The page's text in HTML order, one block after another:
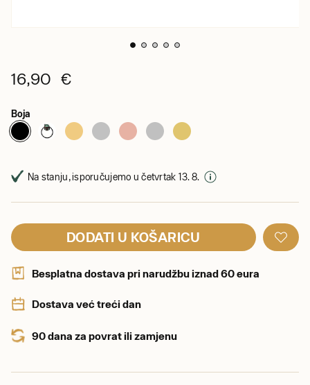
16,90 €
Boja
Na stanju, isporučujemo u četvrtak 13. 8.
DODATI U KOŠARICU
Besplatna dostava pri narudžbu iznad 60 eura
Dostava već treći dan
90 dana za povrat ili zamjenu